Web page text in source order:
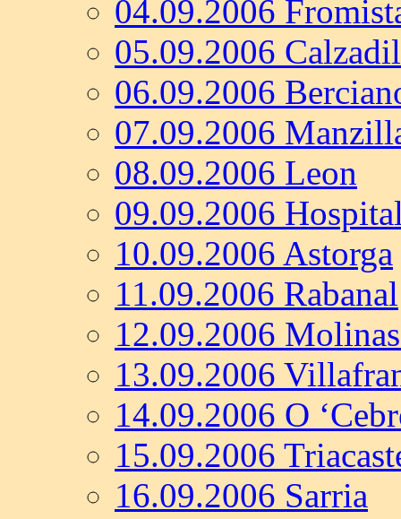
04.09.2006
05.09.2006
06.09.2006
07.09.2006
08.09.2006 Leon
09.09.2006
10.09.2006 Astorga
11.09.2006 Rabanal
12.09.2006
13.09.2006
14.09.2006 O
15.09.2006
16.09.2006 Sarria